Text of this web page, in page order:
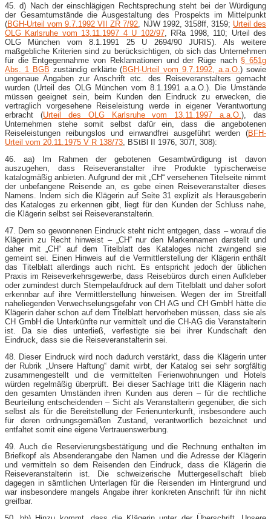
45. d) Nach der einschlägigen Rechtsprechung steht bei der Würdigung
der Gesamtumstände die Ausgestaltung des Prospekts im Mittelpunkt
(BGH-Urteil vom 9.7.1992 VII ZR 7/92 , NJW 1992, 3158ff, 3159; Urteil des
OLG Karlsruhe vom 13.11.1997 4 U 102/97, RRa 1998, 110; Urteil des
OLG München vom 8.1.1991 25 U 2694/90 JURIS). Als weitere
maßgebliche Kriterien sind zu berücksichtigen, ob sich das Unternehmen
für die Entgegennahme von Reklamationen und der Rüge nach § 651g
Abs. 1 BGB zuständig erklärte (BGH-Urteil vom 9.7.1992, a.a.O.) sowie
ungenaue Angaben zur Anschrift etc. des Reiseveranstalters gemacht
wurden (Urteil des OLG München vom 8.1.1991 a.a.O.). Die Umstände
müssen geeignet sein, beim Kunden den Eindruck zu erwecken, die
vertraglich vorgesehene Reiseleistung werde in eigener Verantwortung
erbracht (Urteil des OLG Karlsruhe vom 13.11.1997 a.a.O.), das
Unternehmen stehe somit selbst dafür ein, dass die angebotenen
Reiseleistungen reibungslos und einwandfrei ausgeführt werden (BFH-
Urteil vom 20.11.1975 V R 138/73 , BStBl II 1976, 307f, 308):
46. aa) Im Rahmen der gebotenen Gesamtwürdigung ist davon
auszugehen, dass Reiseveranstalter ihre Produkte typischerweise
katalogmäßig anbieten. Aufgrund der mit „CH“ versehenen Titelseite nimmt
der unbefangene Reisende an, es gebe einen Reiseveranstalter dieses
Namens. Indem sich die Klägerin auf Seite 31 explizit als Herausgeberin
des Kataloges zu erkennen gibt, liegt für den Kunden der Schluss nahe,
die Klägerin selbst sei Reiseveranstalterin.
47. Dem so gewonnenen Eindruck steht nicht entgegen, dass – worauf die
Klägerin zu Recht hinweist – „CH“ nur den Markennamen darstellt und
daher mit „CH“ auf dem Titelblatt des Kataloges nicht zwingend sie
gemeint sei. Einen Hinweis auf die Vermittlerstellung der Klägerin enthält
das Titelblatt allerdings auch nicht. Es entspricht jedoch der üblichen
Praxis im Reiseverkehrsgewerbe, dass Reisebüros durch einen Aufkleber
oder zumindest durch Stempelaufdruck auf dem Titelblatt und daher sofort
erkennbar auf ihre Vermittlerstellung hinweisen. Wegen der im Streitfall
naheliegenden Verwechselungsgefahr von CH AG und CH GmbH hätte die
Klägerin daher schon auf dem Titelblatt hervorheben müssen, dass sie als
CH GmbH die Unterkünfte nur vermittelt und die CH-AG die Veranstalterin
ist. Da sie dies unterließ, verfestigte sie bei ihrer Kundschaft den
Eindruck, dass sie die Reiseveranstalterin sei.
48. Dieser Eindruck wird noch dadurch verstärkt, dass die Klägerin unter
der Rubrik „Unsere Haftung“ damit wirbt, der Katalog sei sehr sorgfältig
zusammengestellt und die vermittelten Ferienwohnungen und Hotels
würden regelmäßig überprüft. Bei dieser Sachlage tritt die Klägerin nach
den gesamten Umständen ihren Kunden aus deren – für die rechtliche
Beurteilung entscheidenden – Sicht als Veranstalterin gegenüber, die sich
selbst als für die Bereitstellung der Ferienunterkunft, insbesondere auch
für deren ordnungsgemäßen Zustand, verantwortlich bezeichnet und
entfaltet somit eine eigene Vertrauenswerbung.
49. Auch die Reservierungsbestätigung und die Rechnung enthalten im
Briefkopf als Absenderangabe den Namen und die Adresse der Klägerin
und vermitteln so dem Reisenden den Eindruck, dass die Klägerin die
Reiseveranstalterin ist. Die schweizerische Muttergesellschaft blieb
dagegen in sämtlichen Unterlagen für die Reisenden im Hintergrund und
war insbesondere mangels Angabe ihrer konkreten Anschrift für ihn nicht
greifbar.